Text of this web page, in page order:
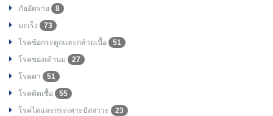
ภัยอัตราย
8
มะเร็ง
73
โรคข้อกระดูกและกล้ามเนื้อ
51
โรคของเต้านม
27
โรคตา
51
โรคติดเชื้อ
55
โรคไตและกระเพาะปัสสาวะ
23